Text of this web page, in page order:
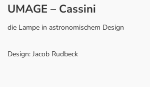
UMAGE – Cassini
die Lampe in astronomischem Design
Design: Jacob Rudbeck